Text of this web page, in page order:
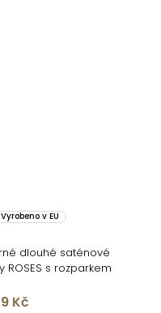
Vyrobeno v EU
dlouhé saténové
ROSES s rozparkem
Kč